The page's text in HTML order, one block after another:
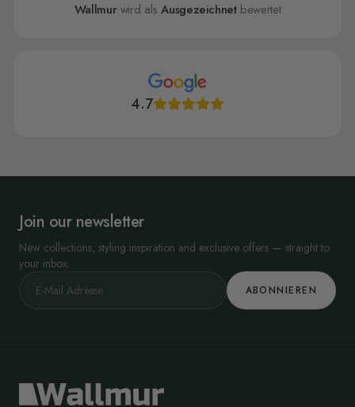
Wallmur wird alsAusgezeichnetbewertet
4.7
Join our newsletter
New collections, styling inspiration and exclusive offers — straight to
your inbox.
ABONNIEREN